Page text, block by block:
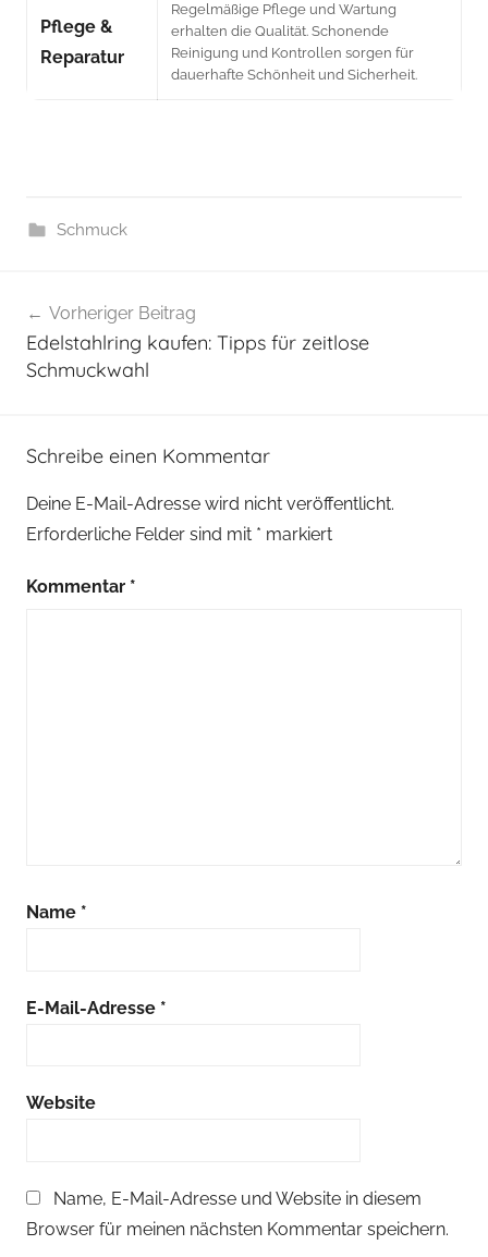
Pflege &
Reparatur
Regelmäßige Pflege und Wartung
erhalten die Qualität. Schonende
Reinigung und Kontrollen sorgen für
dauerhafte Schönheit und Sicherheit.
Schmuck
Vorheriger Beitrag
Edelstahlring kaufen: Tipps für zeitlose
Schmuckwahl
Schreibe einen Kommentar
Deine E-Mail-Adresse wird nicht veröffentlicht.
Erforderliche Felder sind mit * markiert
Kommentar *
Name *
E-Mail-Adresse *
Website
Name, E-Mail-Adresse und Website in diesem
Browser für meinen nächsten Kommentar speichern.